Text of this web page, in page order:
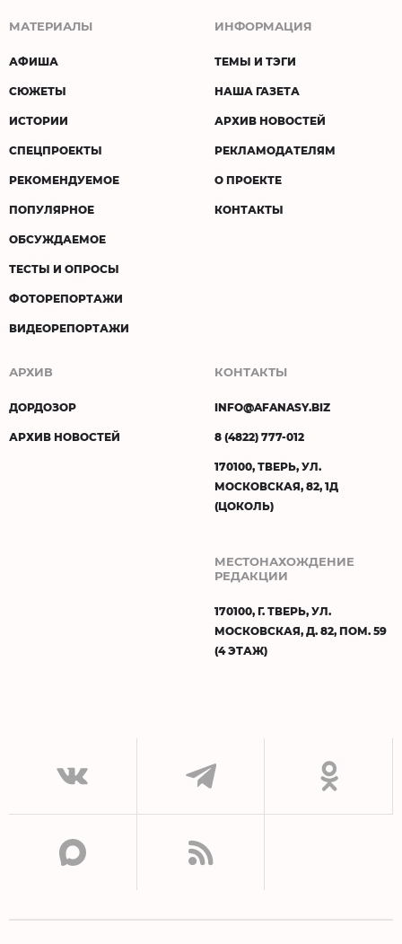
МАТЕРИАЛЫ
АФИША
СЮЖЕТЫ
ИСТОРИИ
СПЕЦПРОЕКТЫ
РЕКОМЕНДУЕМОЕ
ПОПУЛЯРНОЕ
ОБСУЖДАЕМОЕ
ТЕСТЫ И ОПРОСЫ
ФОТОРЕПОРТАЖИ
ВИДЕОРЕПОРТАЖИ
ИНФОРМАЦИЯ
ТЕМЫ И ТЭГИ
НАША ГАЗЕТА
АРХИВ НОВОСТЕЙ
РЕКЛАМОДАТЕЛЯМ
О ПРОЕКТЕ
КОНТАКТЫ
АРХИВ
ДОРДОЗОР
АРХИВ НОВОСТЕЙ
КОНТАКТЫ
INFO@AFANASY.BIZ
8 (4822) 777-012
170100, ТВЕРЬ, УЛ.
МОСКОВСКАЯ, 82, 1Д
(ЦОКОЛЬ)
МЕСТОНАХОЖДЕНИЕ
РЕДАКЦИИ
170100, Г. ТВЕРЬ, УЛ.
МОСКОВСКАЯ, Д. 82, ПОМ. 59
(4 ЭТАЖ)